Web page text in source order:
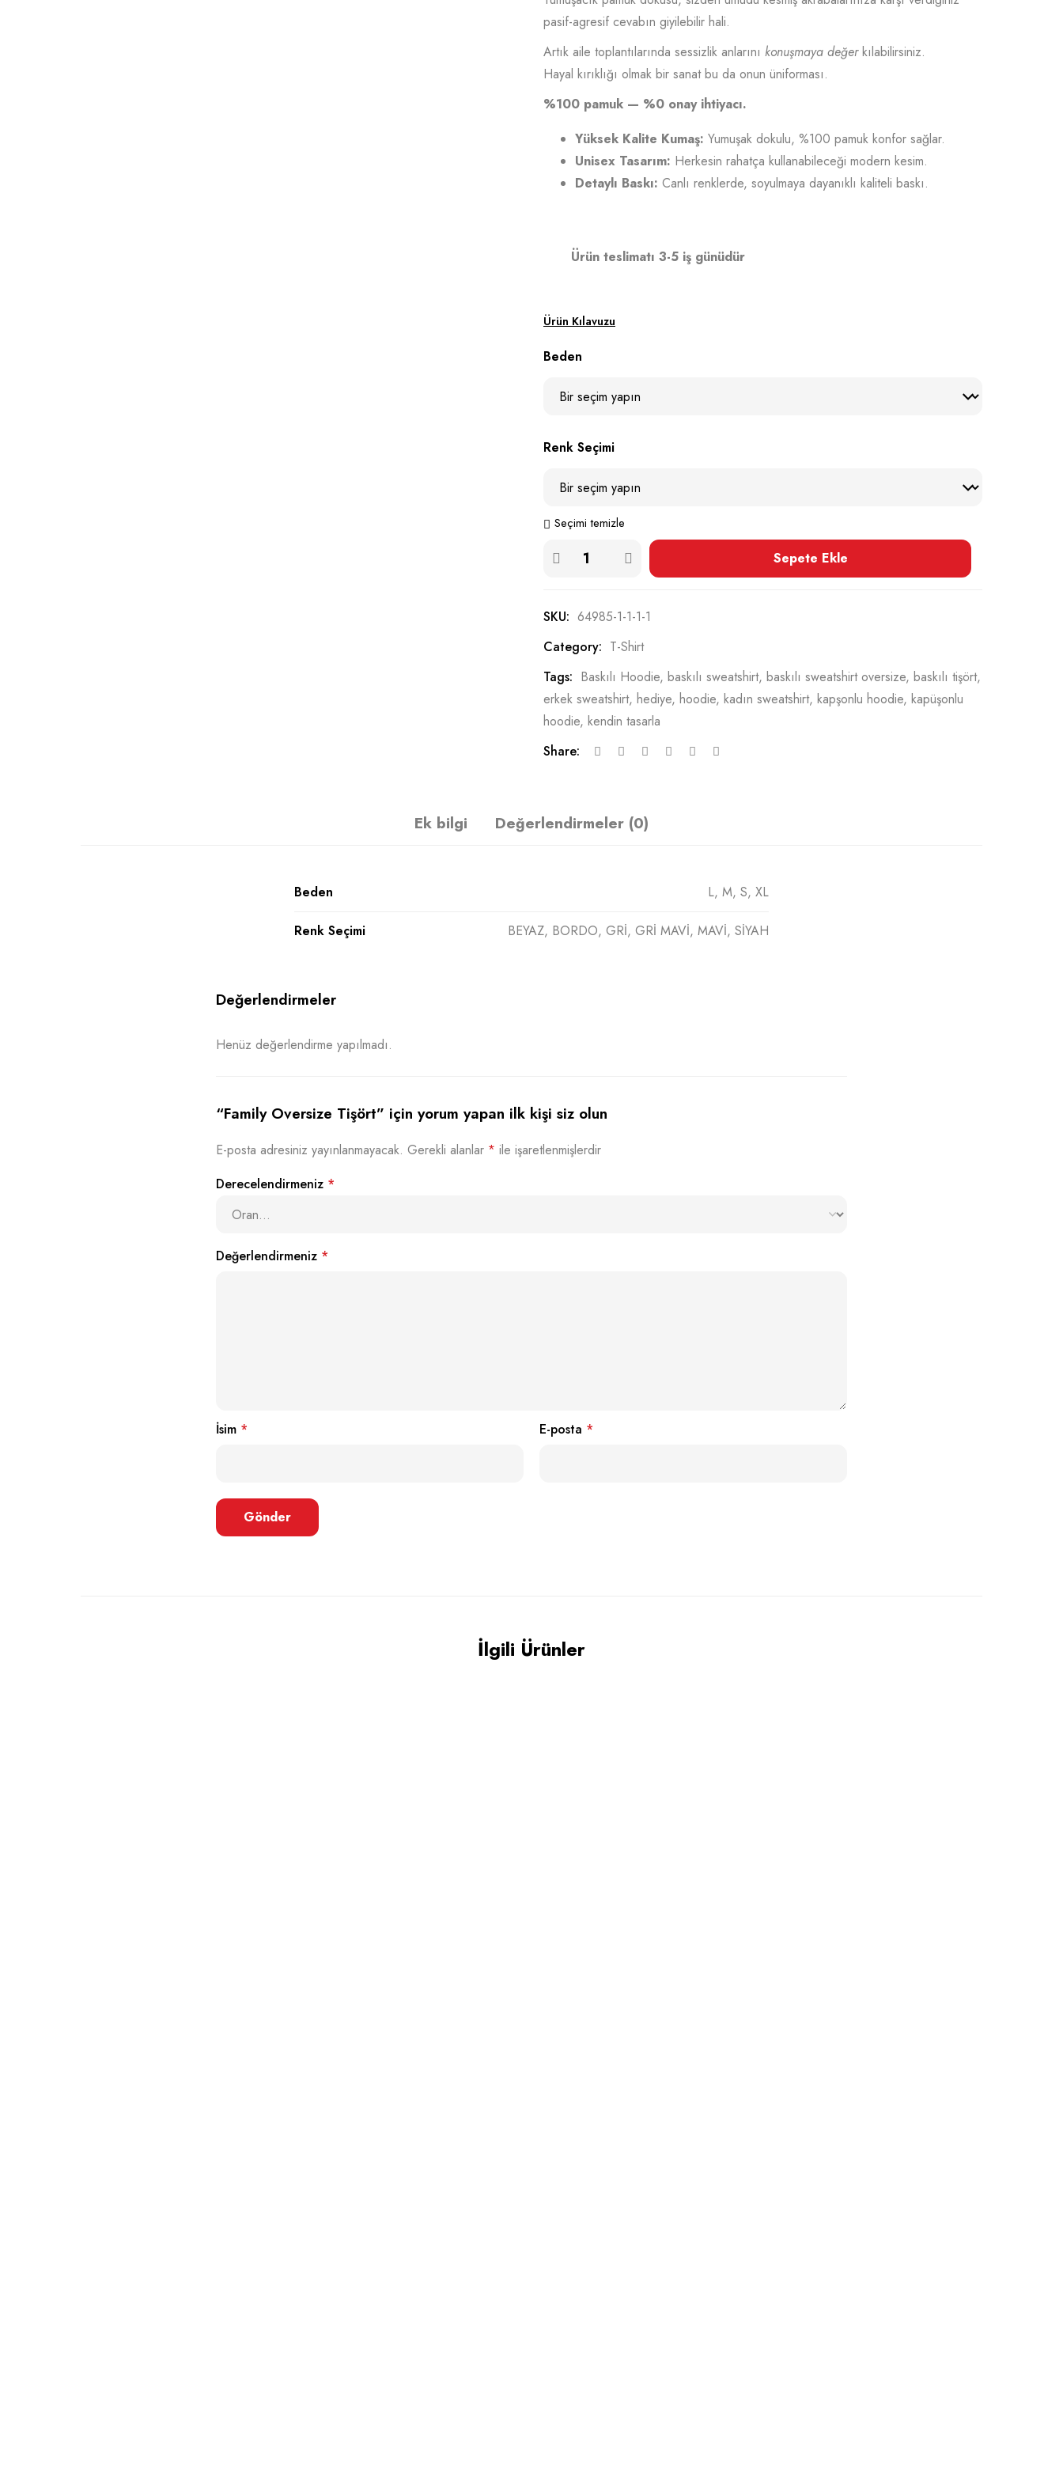
pasif-agresif cevabın giyilebilir hali.
Artık aile toplantılarında sessizlik anlarını konuşmaya değerkılabilirsiniz.
Hayal kırıklığı olmak bir sanat bu da onun üniforması.
%100 pamuk — %0 onay ihtiyacı.
Yüksek Kalite Kumaş: Yumuşak dokulu, %100 pamuk konfor sağlar.
Unisex Tasarım: Herkesin rahatça kullanabileceği modern kesim.
Detaylı Baskı: Canlı renklerde, soyulmaya dayanıklı kaliteli baskı.
Ürün teslimatı 3-5 iş günüdür
Ürün Kılavuzu
Beden
Renk Seçimi
Seçimi temizle
Sepete Ekle
SKU: 64985-1-1-1-1
Category: T-Shirt
Tags: Baskılı Hoodie, baskılı sweatshirt, baskılı sweatshirt oversize, baskılı tişört,
erkek sweatshirt, hediye, hoodie, kadın sweatshirt, kapşonlu hoodie, kapüşonlu
hoodie, kendin tasarla
Share:
Ek bilgi Değerlendirmeler (0)
Beden L, M, S, XL
Renk Seçimi BEYAZ, BORDO, GRİ, GRİ MAVİ, MAVİ, SİYAH
Değerlendirmeler
Henüz değerlendirme yapılmadı.
“Family Oversize Tişört” için yorum yapan ilk kişi siz olun
E-posta adresiniz yayınlanmayacak. Gerekli alanlar * ile işaretlenmişlerdir
Derecelendirmeniz *
Değerlendirmeniz *
İsim * E-posta *
İlgili Ürünler